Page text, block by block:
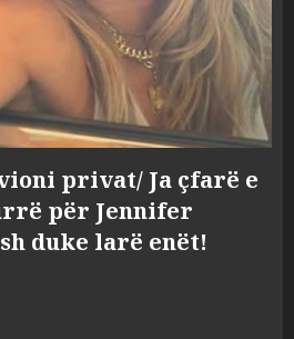
privat/ Ja çfarë e
për Jennifer
duke larë enët!